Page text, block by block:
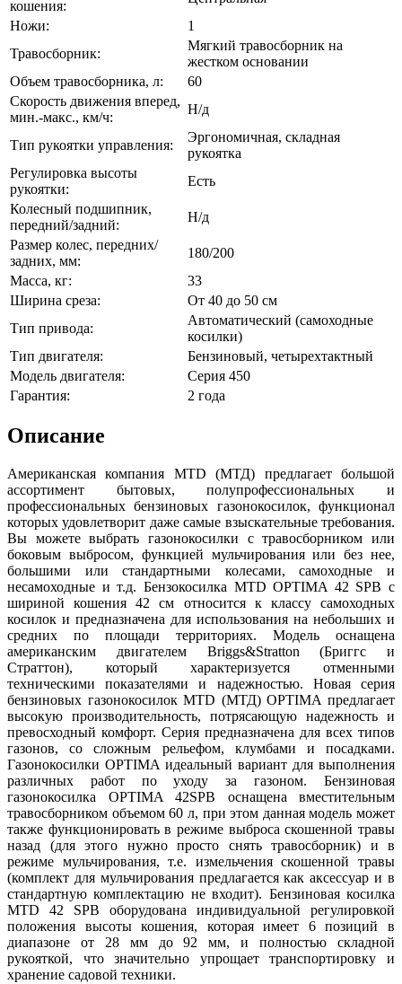
кошения:
Ножи:
1
Травосборник:
Мягкий травосборник на
жестком основании
Объем травосборника, л:
60
Скорость движения вперед,
мин.-макс., км/ч:
Н/д
Тип рукоятки управления:
Эргономичная, складная
рукоятка
Регулировка высоты
рукоятки:
Есть
Колесный подшипник,
передний/задний:
Н/д
Размер колес, передних/
задних, мм:
180/200
Масса, кг:
33
Ширина среза:
От 40 до 50 см
Тип привода:
Автоматический (самоходные
косилки)
Тип двигателя:
Бензиновый, четырехтактный
Модель двигателя:
Серия 450
Гарантия:
2 года
Описание
Американская компания MTD (МТД) предлагает большой
ассортимент бытовых, полупрофессиональных и
профессиональных бензиновых газонокосилок, функционал
которых удовлетворит даже самые взыскательные требования.
Вы можете выбрать газонокосилки с травосборником или
боковым выбросом, функцией мульчирования или без нее,
большими или стандартными колесами, самоходные и
несамоходные и т.д. Бензокосилка MTD OPTIMA 42 SPB с
шириной кошения 42 см относится к классу самоходных
косилок и предназначена для использования на небольших и
средних по площади территориях. Модель оснащена
американским двигателем Briggs&Stratton (Бриггс и
Страттон), который характеризуется отменными
техническими показателями и надежностью. Новая серия
бензиновых газонокосилок MTD (МТД) OPTIMA предлагает
высокую производительность, потрясающую надежность и
превосходный комфорт. Серия предназначена для всех типов
газонов, со сложным рельефом, клумбами и посадками.
Газонокосилки OPTIMA идеальный вариант для выполнения
различных работ по уходу за газоном. Бензиновая
газонокосилка OPTIMA 42SPB оснащена вместительным
травосборником объемом 60 л, при этом данная модель может
также функционировать в режиме выброса скошенной травы
назад (для этого нужно просто снять травосборник) и в
режиме мульчирования, т.е. измельчения скошенной травы
(комплект для мульчирования предлагается как аксессуар и в
стандартную комплектацию не входит). Бензиновая косилка
MTD 42 SPB оборудована индивидуальной регулировкой
положения высоты кошения, которая имеет 6 позиций в
диапазоне от 28 мм до 92 мм, и полностью складной
рукояткой, что значительно упрощает транспортировку и
хранение садовой техники.